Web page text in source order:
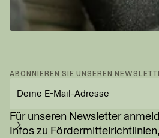
ABONNIEREN SIE UNSEREN
Mail-
eingeben
Für unseren Newsletter
Infos zu